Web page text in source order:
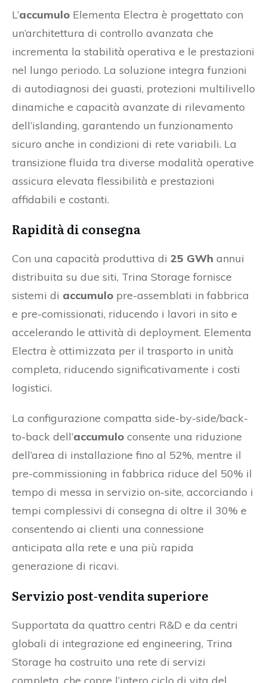
L’accumulo Elementa Electra è progettato con
un’architettura di controllo avanzata che
incrementa la stabilità operativa e le prestazioni
nel lungo periodo. La soluzione integra funzioni
di autodiagnosi dei guasti, protezioni multilivello
dinamiche e capacità avanzate di rilevamento
dell’islanding, garantendo un funzionamento
sicuro anche in condizioni di rete variabili. La
transizione fluida tra diverse modalità operative
assicura elevata flessibilità e prestazioni
affidabili e costanti.
Rapidità di consegna
Con una capacità produttiva di 25 GWh annui
distribuita su due siti, Trina Storage fornisce
sistemi di accumulo pre-assemblati in fabbrica
e pre-comissionati, riducendo i lavori in sito e
accelerando le attività di deployment. Elementa
Electra è ottimizzata per il trasporto in unità
completa, riducendo significativamente i costi
logistici.
La configurazione compatta side-by-side/back-
to-back dell’accumulo consente una riduzione
dell’area di installazione fino al 52%, mentre il
pre-commissioning in fabbrica riduce del 50% il
tempo di messa in servizio on-site, accorciando i
tempi complessivi di consegna di oltre il 30% e
consentendo ai clienti una connessione
anticipata alla rete e una più rapida
generazione di ricavi.
Servizio post-vendita superiore
Supportata da quattro centri R&D e da centri
globali di integrazione ed engineering, Trina
Storage ha costruito una rete di servizi
completa, che copre l’intero ciclo di vita del